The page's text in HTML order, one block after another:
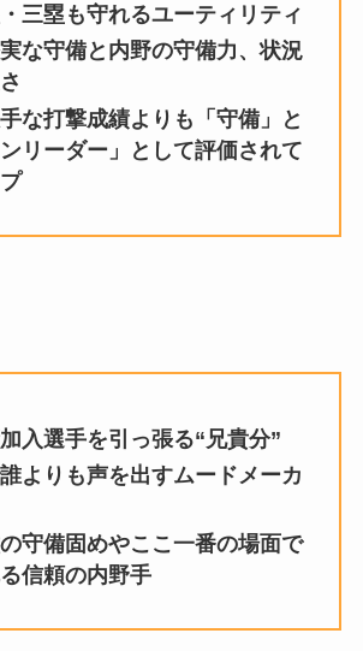
三塁も守れるユーティリティ
な守備と内野の守備力、状況
な打撃成績よりも「守備」と
ンリーダー」として評価されて
入選手を引っ張る“兄貴分”
よりも声を出すムードメーカ
守備固めやここ一番の場面で
信頼の内野手